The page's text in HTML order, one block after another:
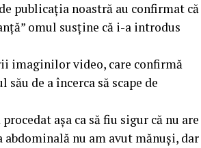
publicația noastră au confirmat că
omul susține că i-a introdus
imaginilor video, care confirmă
de a încerca să scape de
așa ca să fiu sigur că nu are
nu am avut mănuși, dar